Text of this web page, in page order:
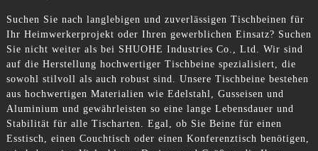
Suchen Sie nach langlebigen und zuverlässigen Tischbeinen für
Ihr Heimwerkerprojekt oder Ihren gewerblichen Einsatz? Suchen
Sie nicht weiter als bei SHUOHE Industries Co., Ltd. Wir sind
auf die Herstellung hochwertiger Tischbeine spezialisiert, die
sowohl stilvoll als auch robust sind. Unsere Tischbeine bestehen
aus hochwertigen Materialien wie Edelstahl, Gusseisen und
Aluminium und gewährleisten so eine lange Lebensdauer und
Stabilität für alle Tischarten. Egal, ob Sie Beine für einen
Esstisch, einen Couchtisch oder einen Konferenztisch benötigen,